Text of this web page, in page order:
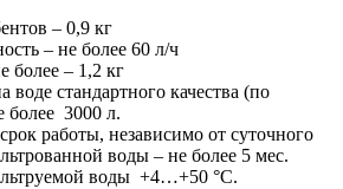
– 0,9 кг
– не более 60 л/ч
более – 1,2 кг
воде стандартного качества (по
более 3000 л.
работы, независимо от суточного
воды – не более 5 мес.
воды +4…+50 °С.